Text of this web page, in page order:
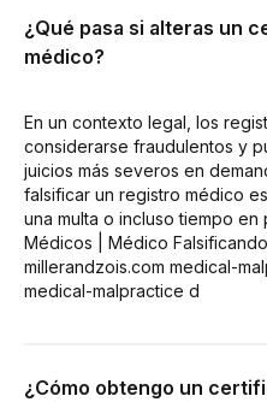
¿Qué pasa si alteras un
médico?
En un contexto legal, los
considerarse fraudulentos y
juicios más severos en
falsificar un registro médico
una multa o incluso tiempo en
Médicos | Médico
millerandzois.com medical-
medical-malpractice d
¿Cómo obtengo un